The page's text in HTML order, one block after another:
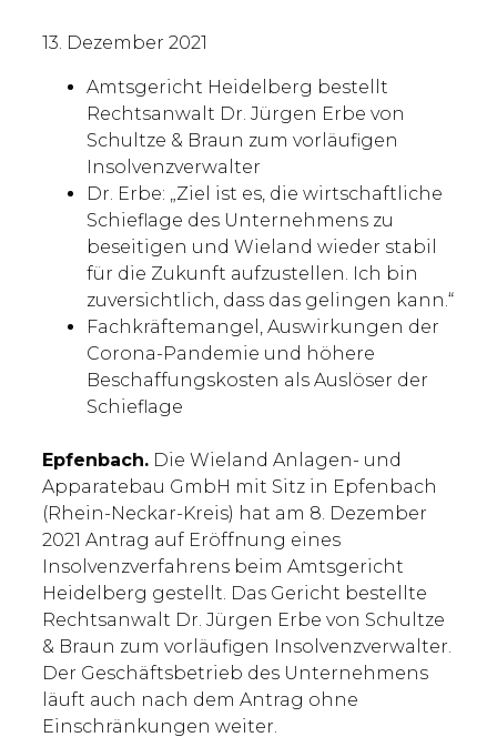
13. Dezember 2021
Amtsgericht Heidelberg bestellt
Rechtsanwalt Dr. Jürgen Erbe von
Schultze & Braun zum vorläufigen
Insolvenzverwalter
Dr. Erbe: „Ziel ist es, die wirtschaftliche
Schieflage des Unternehmens zu
beseitigen und Wieland wieder stabil
für die Zukunft aufzustellen. Ich bin
zuversichtlich, dass das gelingen kann.“
Fachkräftemangel, Auswirkungen der
Corona-Pandemie und höhere
Beschaffungskosten als Auslöser der
Schieflage
Epfenbach. Die Wieland Anlagen- und
Apparatebau GmbH mit Sitz in Epfenbach
(Rhein-Neckar-Kreis) hat am 8. Dezember
2021 Antrag auf Eröffnung eines
Insolvenzverfahrens beim Amtsgericht
Heidelberg gestellt. Das Gericht bestellte
Rechtsanwalt Dr. Jürgen Erbe von Schultze
& Braun zum vorläufigen Insolvenzverwalter.
Der Geschäftsbetrieb des Unternehmens
läuft auch nach dem Antrag ohne
Einschränkungen weiter.